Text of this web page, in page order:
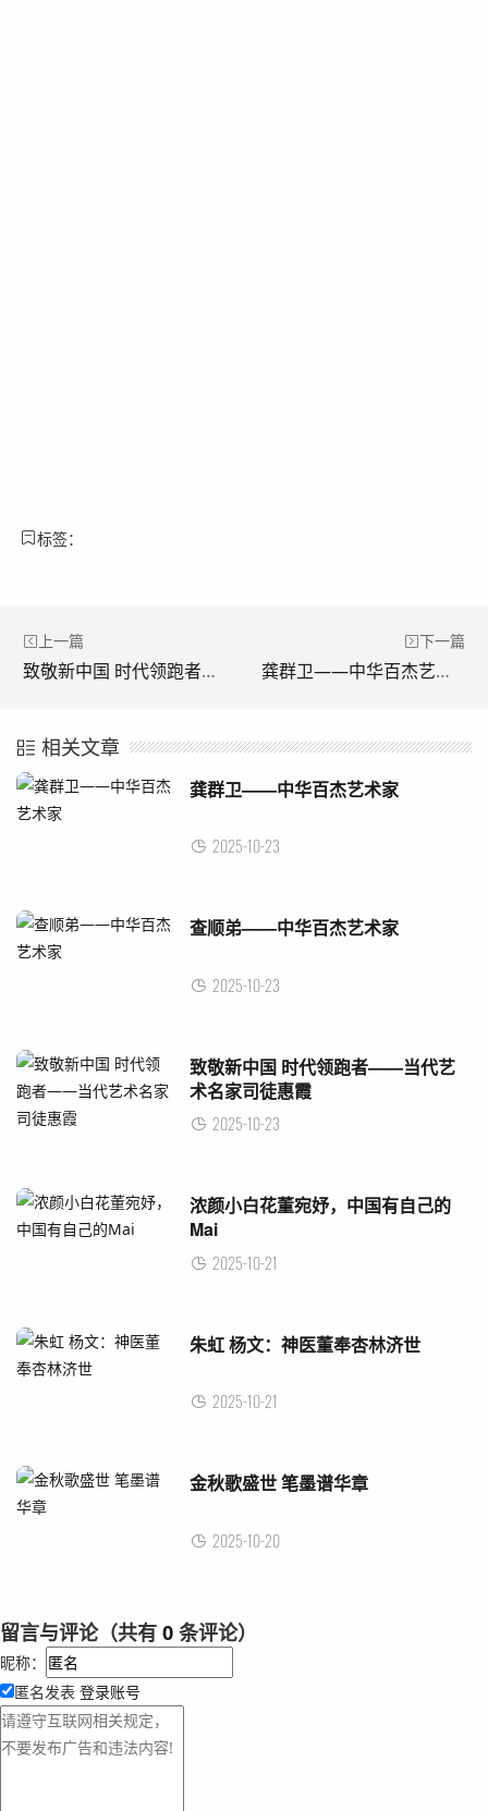
标签：
上一篇
致敬新中国 时代领跑者——当代艺术名家司徒惠霞
下一篇
龚群卫——中华百杰艺术家
相关文章
龚群卫——中华百杰艺术家
2025-10-23
查顺弟——中华百杰艺术家
2025-10-23
致敬新中国 时代领跑者——当代艺
术名家司徒惠霞
2025-10-23
浓颜小白花董宛妤，中国有自己的
Mai
2025-10-21
朱虹 杨文：神医董奉杏林济世
2025-10-21
金秋歌盛世 笔墨谱华章
2025-10-20
留言与评论（共有 0 条评论）
昵称：
匿名发表 登录账号